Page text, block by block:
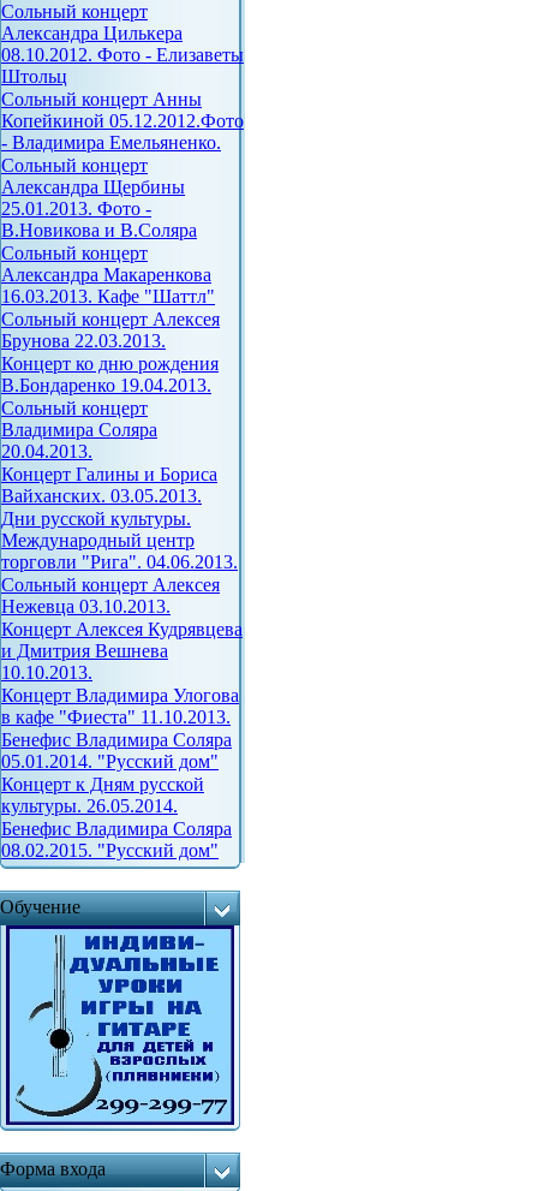
Сольный концерт
Александра Цилькера
08.10.2012. Фото - Елизаветы
Штольц
Сольный концерт Анны
Копейкиной 05.12.2012.Фото
- Владимира Емельяненко.
Сольный концерт
Александра Щербины
25.01.2013. Фото -
В.Новикова и В.Соляра
Сольный концерт
Александра Макаренкова
16.03.2013. Кафе "Шаттл"
Сольный концерт Алексея
Брунова 22.03.2013.
Концерт ко дню рождения
В.Бондаренко 19.04.2013.
Сольный концерт
Владимира Соляра
20.04.2013.
Концерт Галины и Бориса
Вайханских. 03.05.2013.
Дни русской культуры.
Международный центр
торговли "Рига". 04.06.2013.
Сольный концерт Алексея
Нежевца 03.10.2013.
Концерт Алексея Кудрявцева
и Дмитрия Вешнева
10.10.2013.
Концерт Владимира Улогова
в кафе "Фиеста" 11.10.2013.
Бенефис Владимира Соляра
05.01.2014. "Русский дом"
Концерт к Дням русской
культуры. 26.05.2014.
Бенефис Владимира Соляра
08.02.2015. "Русский дом"
Обучение
Форма входа